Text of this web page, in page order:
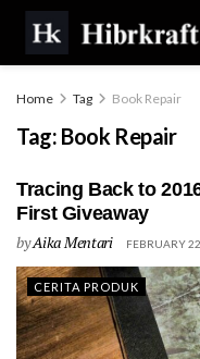
Home Tag Book Repair
Tag: Book Repair
Tracing Back to
First Giveaway
byAika Mentari FEBRUARY
CERITA PRODUK